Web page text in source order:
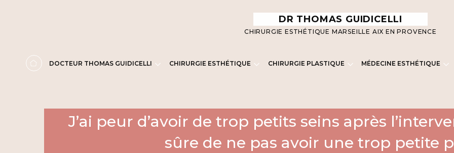
DR THOMAS GUIDICELLI
CHIRURGIE ESTHÉTIQUE MARSEILLE AIX EN PROVENCE
DOCTEUR THOMAS GUIDICELLI CHIRURGIE ESTHÉTIQUE CHIRURGIE PLASTIQUE MÉDECINE ESTHÉTIQUE
J’ai peur d’avoir de trop petits seins après
sûre de ne pas avoir une trop petite